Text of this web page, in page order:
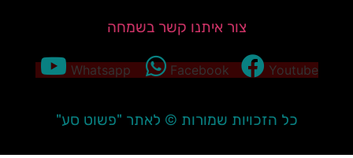
צור איתנו קשר בשמחה
Whatsapp Facebook Youtube
כל הזכויות שמורות © לאתר "פשוט סע"